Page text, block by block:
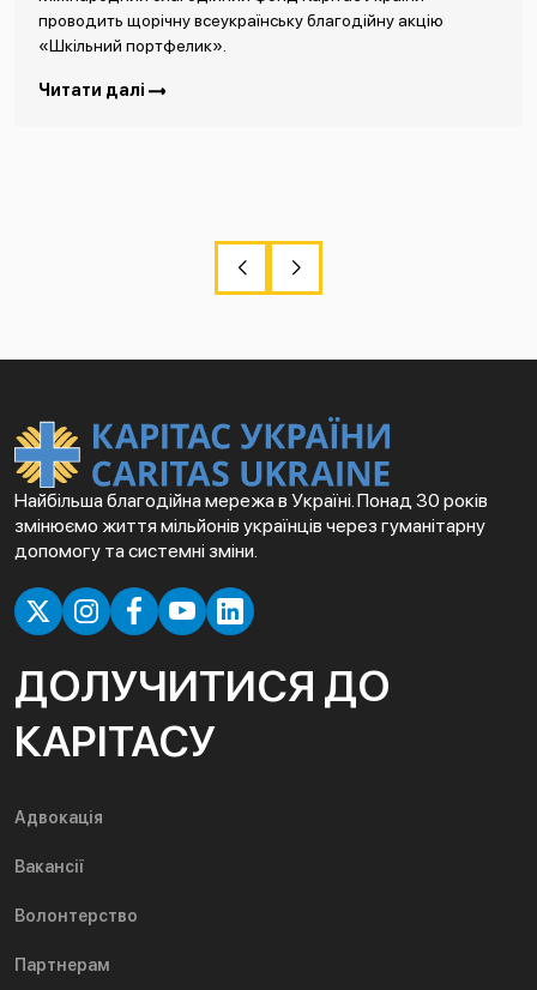
проводить щорічну всеукраїнську благодійну акцію
«Шкільний портфелик».
Читати далі
Найбільша благодійна мережа в Україні. Понад 30 років
змінюємо життя мільйонів українців через гуманітарну
допомогу та системні зміни.
ДОЛУЧИТИСЯ ДО
КАРІТАСУ
Адвокація
Вакансії
Волонтерство
Партнерам